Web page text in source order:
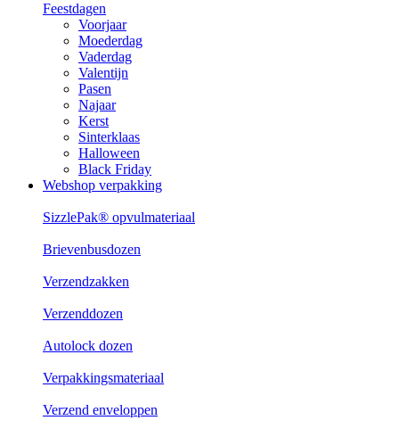
Feestdagen
Voorjaar
Moederdag
Vaderdag
Valentijn
Pasen
Najaar
Kerst
Sinterklaas
Halloween
Black Friday
Webshop verpakking
SizzlePak® opvulmateriaal
Brievenbusdozen
Verzendzakken
Verzenddozen
Autolock dozen
Verpakkingsmateriaal
Verzend enveloppen